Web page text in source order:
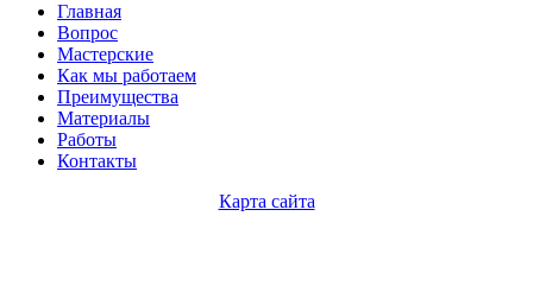
Главная
Вопрос
Мастерские
Как мы работаем
Преимущества
Материалы
Работы
Контакты
Карта сайта